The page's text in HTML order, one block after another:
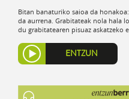
Bitan banaturiko saioa da
da aurrena. Grabitateak nola hala
du grabitatearen pisuaz askatzeko
ENTZUN